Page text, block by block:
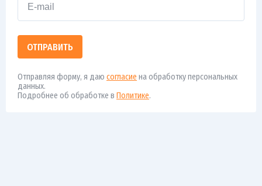
ОТПРАВИТЬ
Отправляя форму, я даю согласие на обработку персональных
данных.
Подробнее об обработке в Политике.